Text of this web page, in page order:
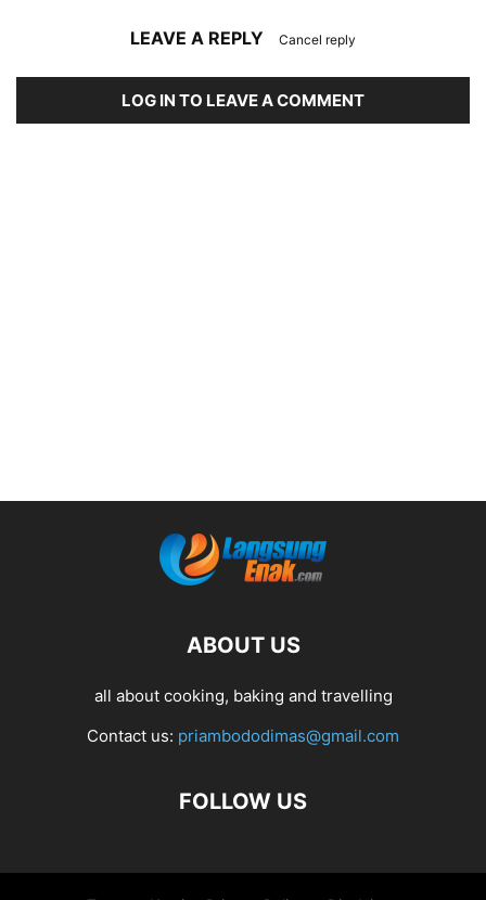
LEAVE A REPLY Cancel reply
LOG IN TO LEAVE A COMMENT
ABOUT US
all about cooking, baking and travelling
Contact us: priambododimas@gmail.com
FOLLOW US